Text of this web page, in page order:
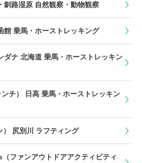
釧路湿原 自然観察・動物観察
館 乗馬・ホーストレッキング
ダナ 北海道 乗馬・ホーストレッキン
チ） 日高 乗馬・ホーストレッキン
） 尻別川 ラフティング
ファンアウトドアアクティビティ